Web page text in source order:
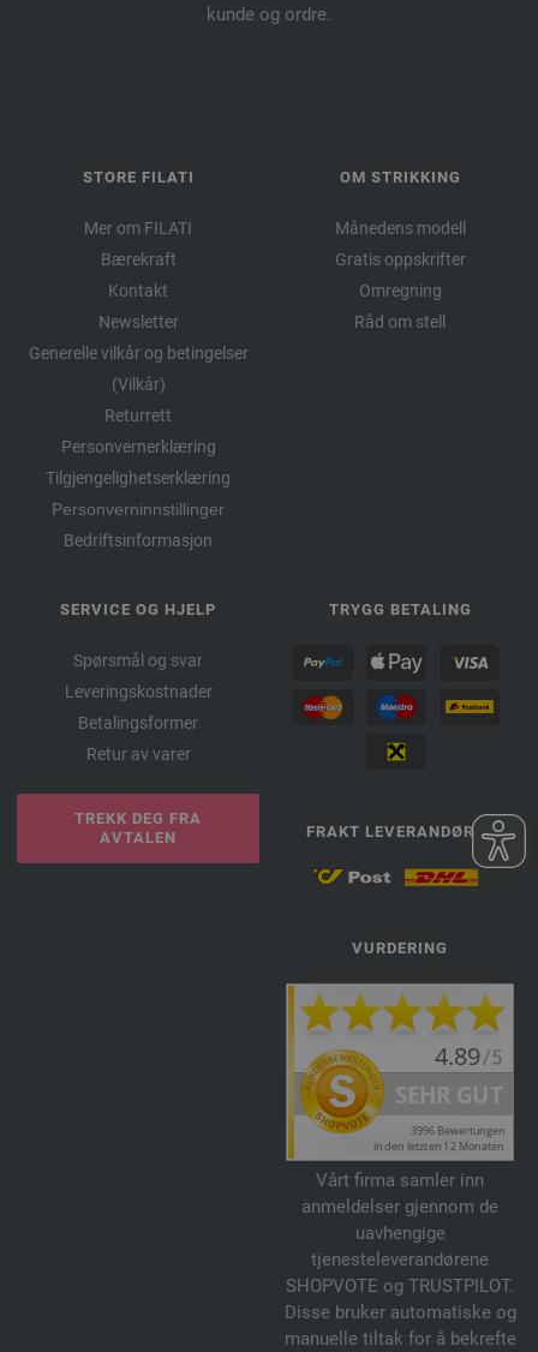
kunde og ordre.
STORE FILATI
Mer om FILATI
Bærekraft
Kontakt
Newsletter
Generelle vilkår og betingelser
(Vilkår)
Returrett
Personvernerklæring
Tilgjengelighetserklæring
Personverninnstillinger
Bedriftsinformasjon
OM STRIKKING
Månedens modell
Gratis oppskrifter
Omregning
Råd om stell
SERVICE OG HJELP
Spørsmål og svar
Leveringskostnader
Betalingsformer
Retur av varer
TREKK DEG FRA
AVTALEN
TRYGG BETALING
FRAKT LEVERANDØRER
VURDERING
Vårt firma samler inn
anmeldelser gjennom de
uavhengige
tjenesteleverandørene
SHOPVOTE og TRUSTPILOT.
Disse bruker automatiske og
manuelle tiltak for å bekrefte